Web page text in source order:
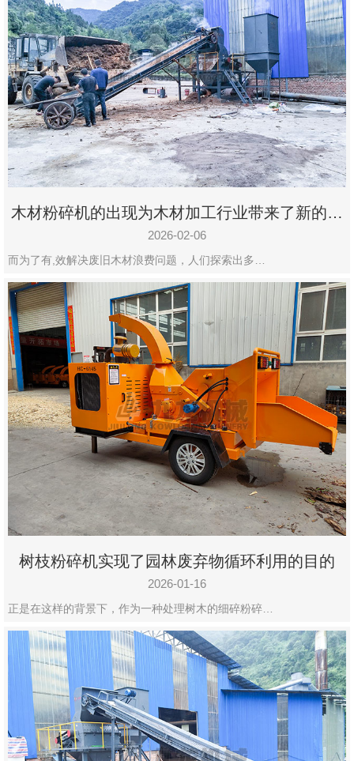
木材粉碎机的出现为木材加工行业带来了新的变
化
2026-02-06
而为了有,效解决废旧木材浪费问题，人们探索出多…
树枝粉碎机实现了园林废弃物循环利用的目的
2026-01-16
正是在这样的背景下，作为一种处理树木的细碎粉碎…